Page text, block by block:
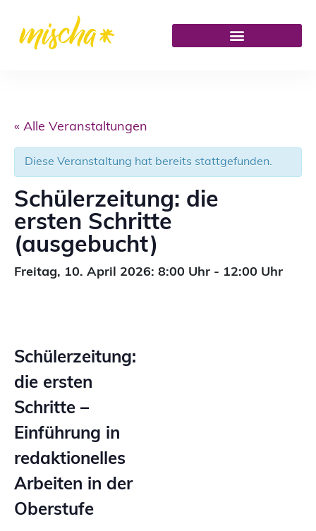
« Alle Veranstaltungen
Diese Veranstaltung hat bereits stattgefunden.
Schülerzeitung: die
ersten Schritte
(ausgebucht)
Freitag, 10. April 2026: 8:00 Uhr - 12:00 Uhr
Schülerzeitung:
die ersten
Schritte –
Einführung in
redaktionelles
Arbeiten in der
Oberstufe